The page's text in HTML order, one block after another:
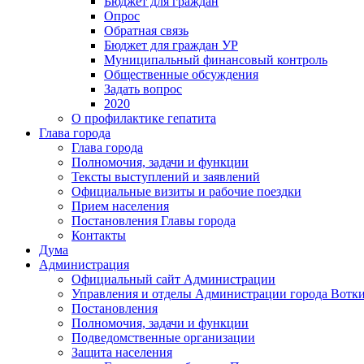
Опрос
Обратная связь
Бюджет для граждан УР
Муниципальный финансовый контроль
Общественные обсуждения
Задать вопрос
2020
О профилактике гепатита
Глава города
Глава города
Полномочия, задачи и функции
Тексты выступлений и заявлений
Официальные визиты и рабочие поездки
Прием населения
Постановления Главы города
Контакты
Дума
Администрация
Официальный сайт Администрации
Управления и отделы Администрации города
Постановления
Полномочия, задачи и функции
Подведомственные организации
Защита населения